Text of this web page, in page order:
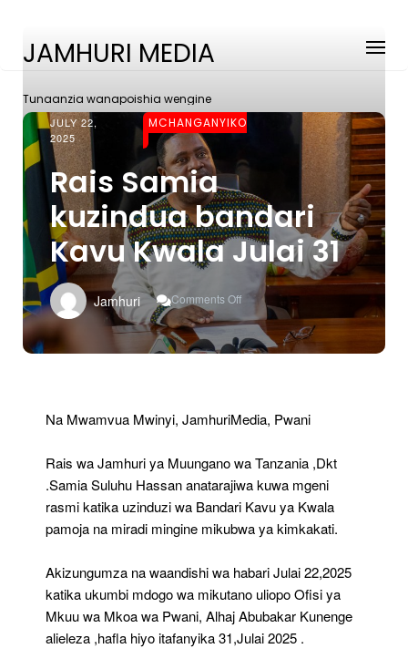
JAMHURI MEDIA
Tunaanzia wanapoishia wengine
JULY 22,
2025
MCHANGANYIKO
Rais Samia
kuzindua bandari
Kavu Kwala Julai 31
Jamhuri Comments Off
On
Samia
Kuzindua
Julai
31
Na Mwamvua Mwinyi, JamhuriMedia, Pwani
Rais wa Jamhuri ya Muungano wa Tanzania ,Dkt
.Samia Suluhu Hassan anatarajiwa kuwa mgeni
rasmi katika uzinduzi wa Bandari Kavu ya Kwala
pamoja na miradi mingine mikubwa ya kimkakati.
Akizungumza na waandishi wa habari Julai 22,2025
katika ukumbi mdogo wa mikutano uliopo Ofisi ya
Mkuu wa Mkoa wa Pwani, Alhaj Abubakar Kunenge
alieleza ,hafla hiyo itafanyika 31,Julai 2025 .